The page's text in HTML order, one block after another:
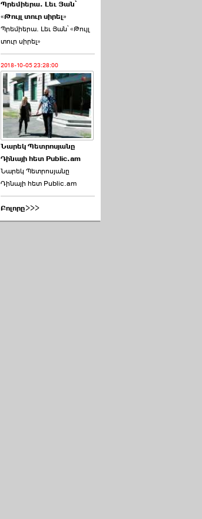
Պրեմիերա. Լեւ Յան՝
«Թույլ տուր սիրել»
Պրեմիերա. Լեւ Յան՝ «Թույլ
տուր սիրել»
2018-10-05 23:28:00
Նարեկ Պետրոսյանը
Դինայի հետ Public.am
Նարեկ Պետրոսյանը
Դինայի հետ Public.am
Բոլորը>>>